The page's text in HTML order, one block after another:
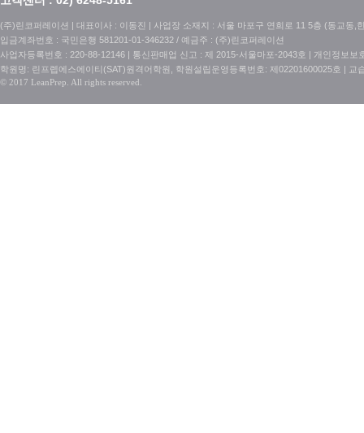
(주)린코퍼레이션 | 대표이사 : 이동진 | 사업장 소재지 : 서울 마포구 연희로 11 5층 (동교동
입금계좌번호 : 국민은행 581201-01-346232 / 예금주 : (주)린코퍼레이션
사업자등록번호 : 220-88-12146 | 통신판매업 신고 : 제 2015-서울마포-2043호 | 개인정보보
학원명: 린프렙에스에이티(SAT)원격어학원, 학원설립운영등록번호: 제02201600025호 |
© 2017 LeanPrep. All rights reserved.